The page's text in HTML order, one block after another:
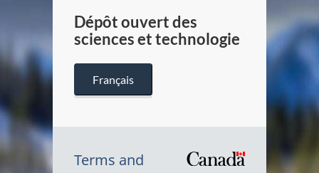
Dépôt ouvert des
sciences et technologie
Français
Terms and